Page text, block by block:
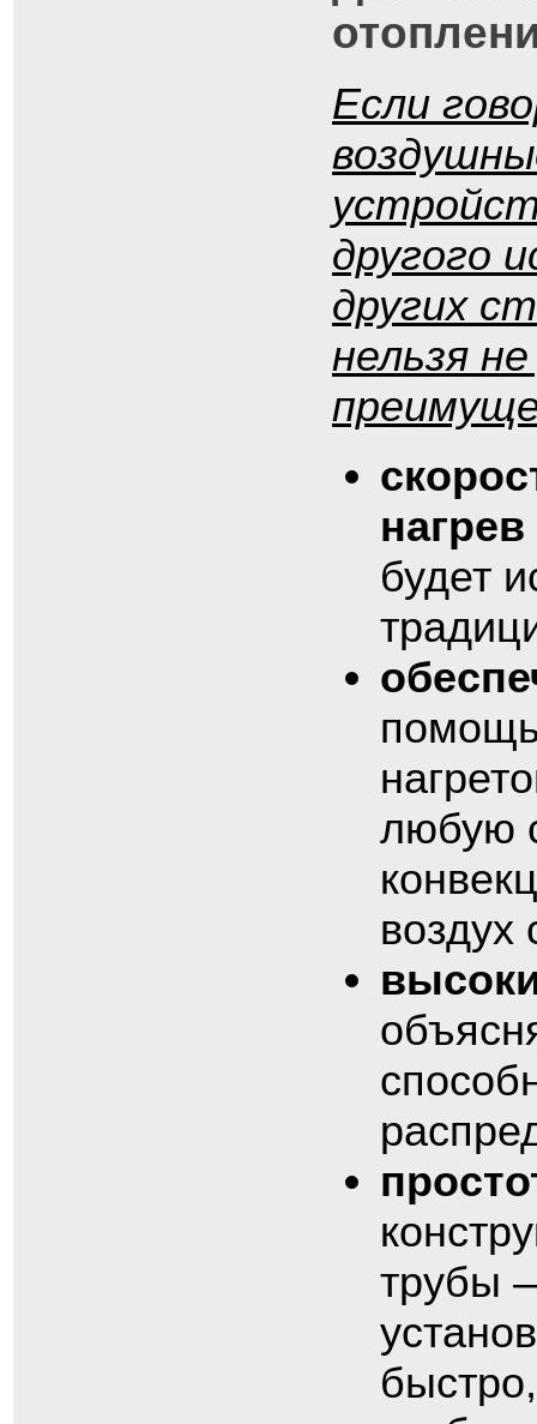
Если
другого
других
нельзя
будет
любую
воздух
трубы